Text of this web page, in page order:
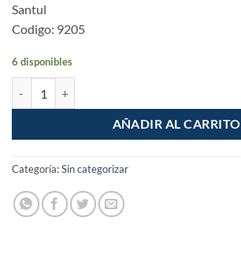
Santul
Codigo: 9205
6 disponibles
AÑADIR AL CARRITO
Categoría:Sin categorizar